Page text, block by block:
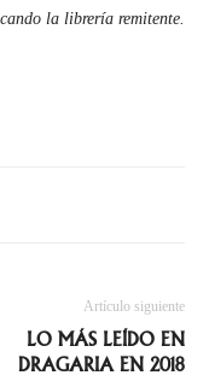
la librería remitente.
Artículo siguiente
LO MÁS LEÍDO EN
DRAGARIA EN 2018